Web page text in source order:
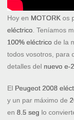
Hoy en MOTORK os
eléctrico. Teníamos
100% eléctrico de la
todos vosotros, para
detalles del nuevo e-
El Peugeot 2008
y un par máximo de
en 8.5 seg lo